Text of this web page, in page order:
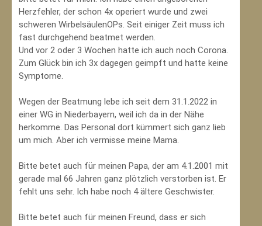
Herzfehler, der schon 4x operiert wurde und zwei
schweren WirbelsäulenOPs. Seit einiger Zeit muss ich
fast durchgehend beatmet werden.
Und vor 2 oder 3 Wochen hatte ich auch noch Corona.
Zum Glück bin ich 3x dagegen geimpft und hatte keine
Symptome.
Wegen der Beatmung lebe ich seit dem 31.1.2022 in
einer WG in Niederbayern, weil ich da in der Nähe
herkomme. Das Personal dort kümmert sich ganz lieb
um mich. Aber ich vermisse meine Mama.
Bitte betet auch für meinen Papa, der am 4.1.2001 mit
gerade mal 66 Jahren ganz plötzlich verstorben ist. Er
fehlt uns sehr. Ich habe noch 4 ältere Geschwister.
Bitte betet auch für meinen Freund, dass er sich